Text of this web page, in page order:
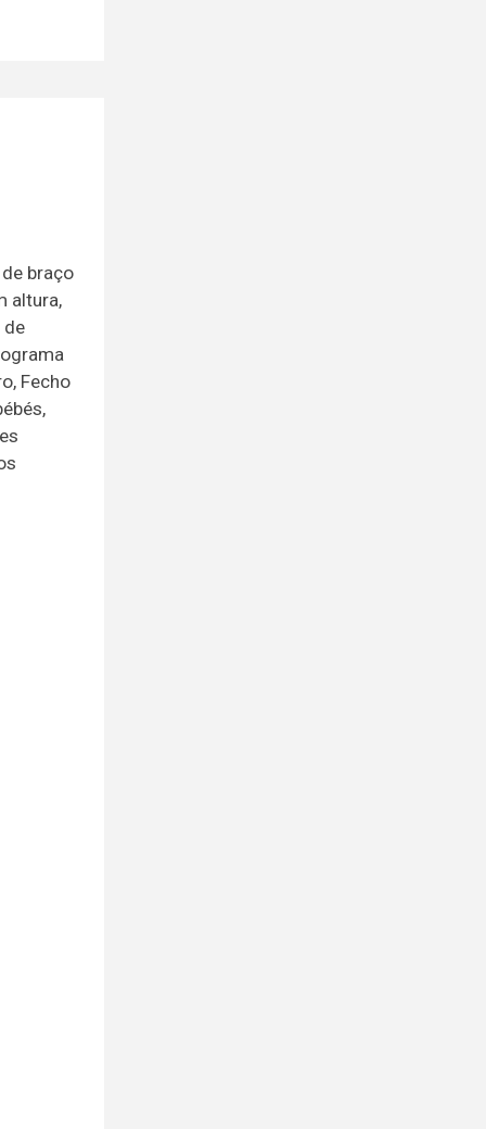
braço
altura,
de
Fecho